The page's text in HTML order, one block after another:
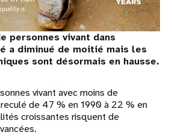
personnes vivant dans
a diminué de moitié mais les
sont désormais en hausse.
vivant avec moins de
de 47 % en 1990 à 22 % en
croissantes risquent de